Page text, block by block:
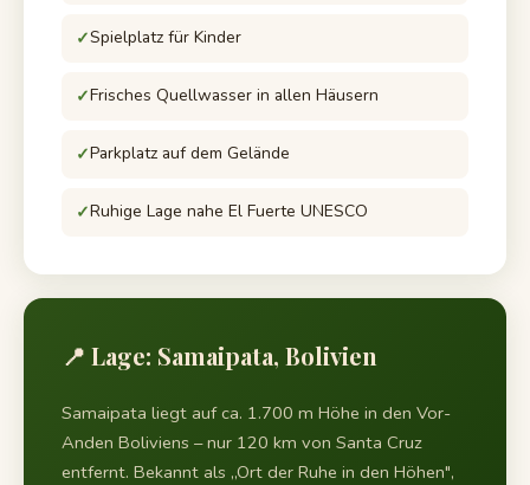
Spielplatz für Kinder
Frisches Quellwasser in allen Häusern
Parkplatz auf dem Gelände
Ruhige Lage nahe El Fuerte UNESCO
📍 Lage: Samaipata, Bolivien
Samaipata liegt auf ca. 1.700 m Höhe in den Vor-
Anden Boliviens – nur 120 km von Santa Cruz
entfernt. Bekannt als „Ort der Ruhe in den Höhen",